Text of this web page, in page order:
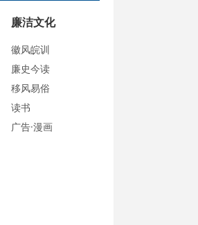
廉洁文化
徽风皖训
廉史今读
移风易俗
读书
广告·漫画